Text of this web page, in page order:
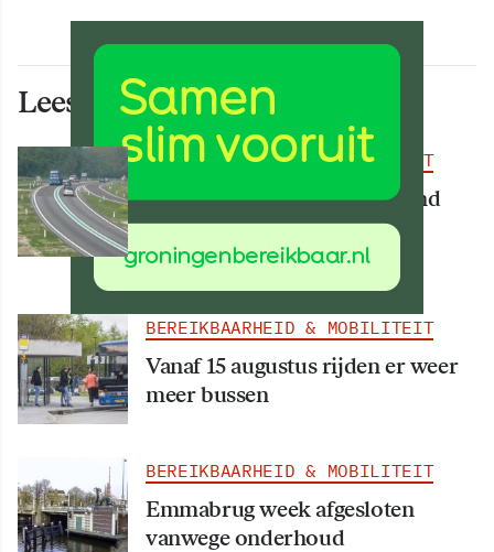
Lees ook deze artikelen
BEREIKBAARHEID & MOBILITEIT
Deel van N34 meer dan maand
afgesloten vanwege
werkzaamheden
BEREIKBAARHEID & MOBILITEIT
Vanaf 15 augustus rijden er weer
meer bussen
BEREIKBAARHEID & MOBILITEIT
Emmabrug week afgesloten
vanwege onderhoud